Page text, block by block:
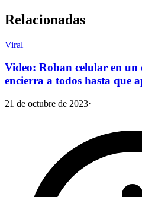
Relacionadas
Viral
Video: Roban celular en un
encierra a todos hasta que
21 de octubre de 2023·